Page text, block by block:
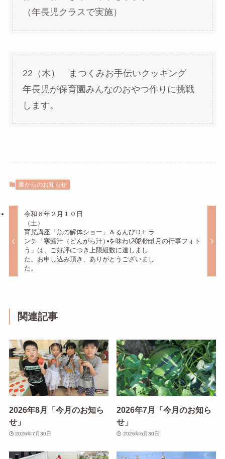
（年長児クラスで実施）
22（木） まつくみお手伝いクッキング
年長児が保育園みんなのおやつ作りに挑戦
します。
園からのお知らせ
令和６年２月１０日
（土）
育児講座「魚の解体ショー」＆るんびＤＥラ
ンチ「寒鱈汁（どんがら汁）を味わいましょ
う」は、ご好評につき上限組数に達しまし
た。お申し込み頂き、ありがとうございまし
た。
2024年1月の行事フォト
関連記事
2026年8月「今月のお知ら
せ」
2026年7月30日
2026年7月「今月のお知ら
せ」
2026年6月30日